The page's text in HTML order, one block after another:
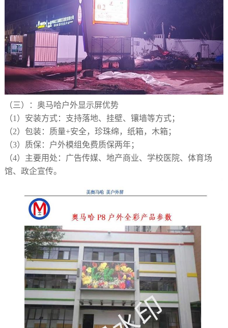
（三）
：奥马哈户外显示屏优势
（1） 安装方式：支持落地、挂壁、镶墙等方式；
（2） 包装：质量+安全，珍珠绵，纸箱，木箱；
（3） 质保：户外模组免费质保两年；
（4） 主要用处：广告传媒、地产商业、学校医院、体育场
馆、政企宣传。